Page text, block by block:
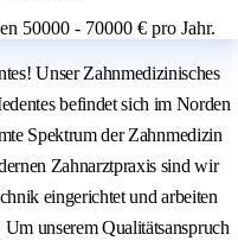
50000 - 70000 € pro Jahr.
Unser Zahnmedizinisches
befindet sich im Norden
Spektrum der Zahnmedizin
Zahnarztpraxis sind wir
eingerichtet und arbeiten
unserem Qualitätsanspruch